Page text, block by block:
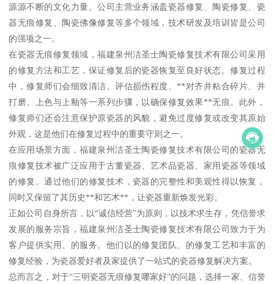
源源不断的文化力量。公司主营业务涵盖瓷器修复、陶瓷修复、瓷
器无痕修复、陶瓷佛像修复等多个领域，技术研发及培训皆是公司
的强项之一。
在瓷器无痕修复领域，福建泉州洁圣士陶瓷修复技术有限公司采用
的修复方法和工艺，保证修复后的瓷器恢复至良好状态。修复过程
中，修复师们会细致清洁、评估损伤程度、**对齐并粘合碎片、并
打磨、上色与上釉等一系列步骤，以确保修复效果**无痕。此外，
修复师们还会注意保护原瓷器的风貌，避免过度修复或改变其原始
外观，这是他们在修复过程中的重要守则之一。
在应用场景方面，福建泉州洁圣士陶瓷修复技术有限公司的瓷器无
痕修复技术被广泛应用于古董瓷器、艺术品瓷器、家用瓷器等领域
的修复。通过他们的修复技术，瓷器的完整性和美观性得以恢复，
同时又保留了其历史**和艺术**，让瓷器重新焕发光彩。
正如公司自身所言，以“诚信经营”为原则，以技术求生存，凭信誉求
发展的服务宗旨，福建泉州洁圣士陶瓷修复技术有限公司致力于为
客户提供实用、的服务。他们以的修复团队、的修复工艺和丰富的
修复经验，为瓷器爱好者及家提供了一站式的瓷器修复解决方案。
总而言之，对于“三明瓷器无痕修复哪家好”的问题，选择一家、信誉